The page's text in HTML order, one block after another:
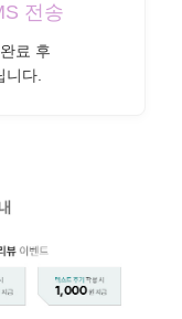
전송
료 후
다.